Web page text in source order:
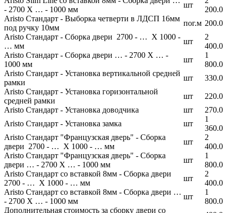
- 2700 Х … - 1000 мм
шт
200.0
Aristo Стандарт - Выборка четверти в ЛДСП 16мм
под ручку 10мм
пог.м 200.0
Aristo Стандарт - Сборка двери 2700 - … Х 1000 -
… мм
шт
2
400.0
Aristo Стандарт - Сборка двери … - 2700 Х … -
1000 мм
шт
1
800.0
Aristo Стандарт - Установка вертикальной средней
рамки
шт
330.0
Aristo Стандарт - Установка горизонтальной
средней рамки
шт
220.0
Aristo Стандарт - Установка доводчика
шт
270.0
Aristo Стандарт - Установка замка
шт
1
360.0
Aristo Стандарт "Французская дверь" - Сборка
двери 2700 - … Х 1000 - … мм
шт
2
400.0
Aristo Стандарт "Французская дверь" - Сборка
двери … - 2700 Х … - 1000 мм
шт
1
800.0
Aristo Стандарт со вставкой 8мм - Сборка двери
2700 - … Х 1000 - … мм
шт
2
400.0
Aristo Стандарт со вставкой 8мм - Сборка двери …
- 2700 Х … - 1000 мм
шт
1
800.0
Дополнительная стоимость за сборку двери со